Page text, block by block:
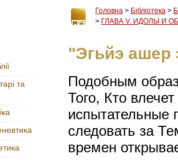
Головна > Бібліотека >
> ГЛАВА V. ИДОЛЫ И
"Эгьйэ ашер
Подобным
Того, Кто
испытательные
следовать за
времен
та